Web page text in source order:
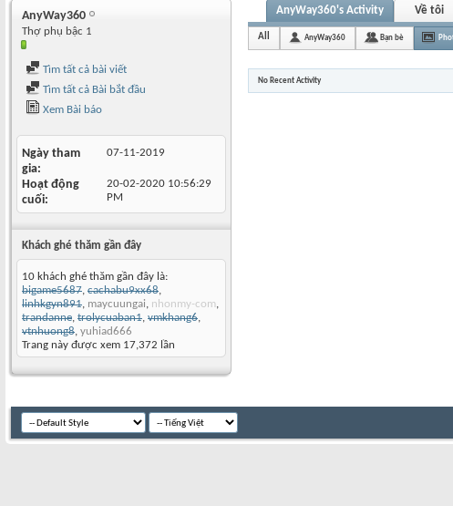
AnyWay360
Thợ phụ bậc 1
Tìm tất cả bài viết
Tìm tất cả Bài bắt đầu
Xem Bài báo
Ngày tham
gia
07-11-2019
Hoạt động
cuối
20-02-2020 10:56:29
PM
Khách ghé thăm gần đây
10 khách ghé thăm gần đây là:
bigame5687, cachabu9xx68,
linhkgyn891, maycuungai, nhonmy-com,
trandanne, trolycuaban1, vmkhang6,
vtnhuong8, yuhiad666
Trang này được xem 17,372 lần
AnyWay360's Activity Về tôi
All AnyWay360 Bạn bè
No Recent Activity